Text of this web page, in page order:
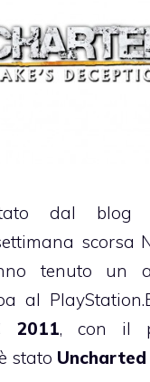
dal blog
scorsa
tenuto un
al
2011, con il
stato Uncharted